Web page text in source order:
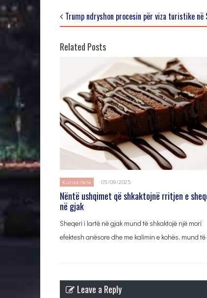
Trump ndryshon procesin për viza turistike në
Related Posts
Kuriozitete 05/09/2025
Nëntë ushqimet që shkaktojnë rritjen e
në gjak
Sheqeri i lartë në gjak mund të shkaktojë një mori
efektesh anësore dhe me kalimin e kohës, mund të
Leave a Reply